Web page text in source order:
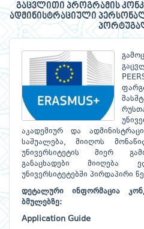
გაცვლითი პროგრამის
ადმინისტრაციული
აკადემიურ და
საშუალება, მიიღოს
უნივერსიტეტის მიერ
განაცხადები მიიღება
უნივერსიტეტებში პირდაპირი
დეტალური ინფორმაცია
ბმულებზე:
Application Guide